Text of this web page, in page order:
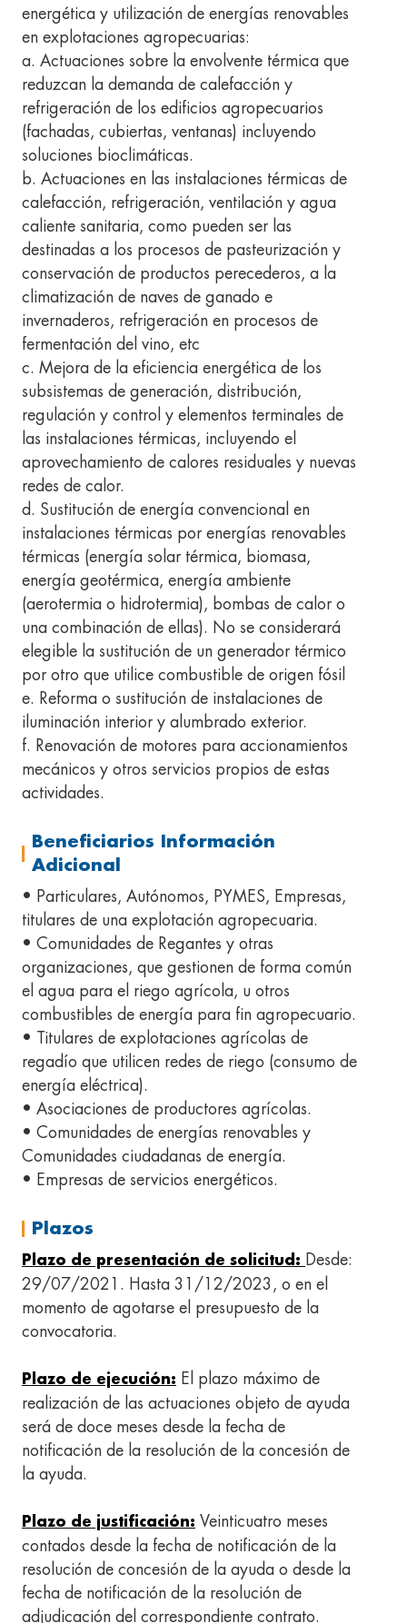
energética y utilización de energías renovables
en explotaciones agropecuarias:
a. Actuaciones sobre la envolvente térmica que
reduzcan la demanda de calefacción y
refrigeración de los edificios agropecuarios
(fachadas, cubiertas, ventanas) incluyendo
soluciones bioclimáticas.
b. Actuaciones en las instalaciones térmicas de
calefacción, refrigeración, ventilación y agua
caliente sanitaria, como pueden ser las
destinadas a los procesos de pasteurización y
conservación de productos perecederos, a la
climatización de naves de ganado e
invernaderos, refrigeración en procesos de
fermentación del vino, etc
c. Mejora de la eficiencia energética de los
subsistemas de generación, distribución,
regulación y control y elementos terminales de
las instalaciones térmicas, incluyendo el
aprovechamiento de calores residuales y nuevas
redes de calor.
d. Sustitución de energía convencional en
instalaciones térmicas por energías renovables
térmicas (energía solar térmica, biomasa,
energía geotérmica, energía ambiente
(aerotermia o hidrotermia), bombas de calor o
una combinación de ellas). No se considerará
elegible la sustitución de un generador térmico
por otro que utilice combustible de origen fósil
e. Reforma o sustitución de instalaciones de
iluminación interior y alumbrado exterior.
f. Renovación de motores para accionamientos
mecánicos y otros servicios propios de estas
actividades.
Beneficiarios Información
Adicional
• Particulares, Autónomos, PYMES, Empresas,
titulares de una explotación agropecuaria.
• Comunidades de Regantes y otras
organizaciones, que gestionen de forma común
el agua para el riego agrícola, u otros
combustibles de energía para fin agropecuario.
• Titulares de explotaciones agrícolas de
regadío que utilicen redes de riego (consumo de
energía eléctrica).
• Asociaciones de productores agrícolas.
• Comunidades de energías renovables y
Comunidades ciudadanas de energía.
• Empresas de servicios energéticos.
Plazos
Plazo de presentación de solicitud: Desde:
29/07/2021. Hasta 31/12/2023, o en el
momento de agotarse el presupuesto de la
convocatoria.
Plazo de ejecución: El plazo máximo de
realización de las actuaciones objeto de ayuda
será de doce meses desde la fecha de
notificación de la resolución de la concesión de
la ayuda.
Plazo de justificación: Veinticuatro meses
contados desde la fecha de notificación de la
resolución de concesión de la ayuda o desde la
fecha de notificación de la resolución de
adjudicación del correspondiente contrato.